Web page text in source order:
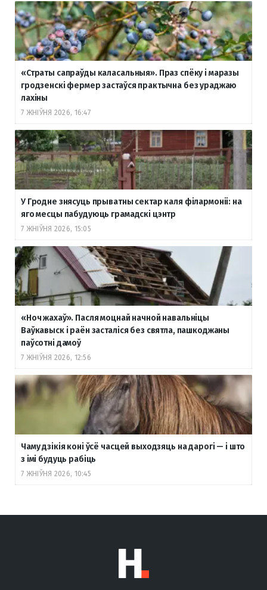
«Страты сапраўды каласальныя». Праз спёку і маразы
гродзенскі фермер застаўся практычна без ураджаю
лахіны
7 ЖНІЎНЯ 2026, 16:47
У Гродне знясуць прыватны сектар каля філармоніі: на
яго месцы пабудуюць грамадскі цэнтр
7 ЖНІЎНЯ 2026, 15:05
«Ноч жахаў». Пасля моцнай начной навальніцы
Ваўкавыск і раён засталіся без святла, пашкоджаны
паўсотні дамоў
7 ЖНІЎНЯ 2026, 12:56
Чаму дзікія коні ўсё часцей выходзяць на дарогі — і што
з імі будуць рабіць
7 ЖНІЎНЯ 2026, 10:45